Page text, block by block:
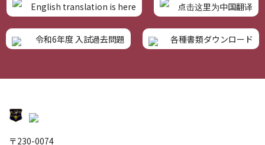
English translation is here
点击这里为中国翻译
令和6年度 入試過去問題 各種書類ダウンロード
〒230-0074